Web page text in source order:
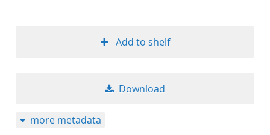
Add to shelf
Download
more metadata